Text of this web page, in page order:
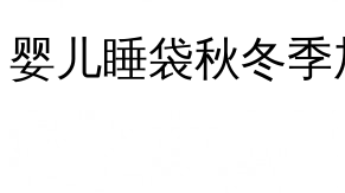
婴儿睡袋秋冬季